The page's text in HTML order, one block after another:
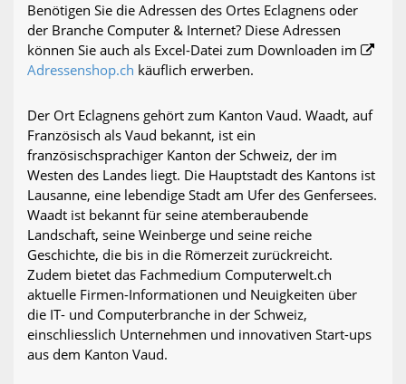
Benötigen Sie die Adressen des Ortes Eclagnens oder
der Branche Computer & Internet? Diese Adressen
können Sie auch als Excel-Datei zum Downloaden im
Adressenshop.ch käuflich erwerben.
Der Ort Eclagnens gehört zum Kanton Vaud. Waadt, auf
Französisch als Vaud bekannt, ist ein
französischsprachiger Kanton der Schweiz, der im
Westen des Landes liegt. Die Hauptstadt des Kantons ist
Lausanne, eine lebendige Stadt am Ufer des Genfersees.
Waadt ist bekannt für seine atemberaubende
Landschaft, seine Weinberge und seine reiche
Geschichte, die bis in die Römerzeit zurückreicht.
Zudem bietet das Fachmedium Computerwelt.ch
aktuelle Firmen-Informationen und Neuigkeiten über
die IT- und Computerbranche in der Schweiz,
einschliesslich Unternehmen und innovativen Start-ups
aus dem Kanton Vaud.